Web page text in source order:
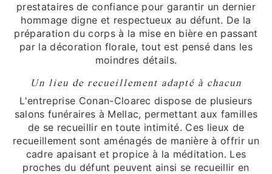
prestataires de confiance pour garantir un dernier
hommage digne et respectueux au défunt. De la
préparation du corps à la mise en bière en passant
par la décoration florale, tout est pensé dans les
moindres détails.
Un lieu de recueillement adapté à chacun
L'entreprise Conan-Cloarec dispose de plusieurs
salons funéraires à Mellac, permettant aux familles
de se recueillir en toute intimité. Ces lieux de
recueillement sont aménagés de manière à offrir un
cadre apaisant et propice à la méditation. Les
proches du défunt peuvent ainsi se recueillir en